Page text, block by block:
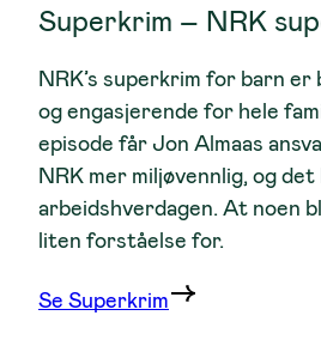
Superkrim – NRK
NRK’s superkrim for barn er
og engasjerende for hele
episode får Jon Almaas
NRK mer miljøvennlig, og
arbeidshverdagen. At noen
liten forståelse for.
Se Superkrim